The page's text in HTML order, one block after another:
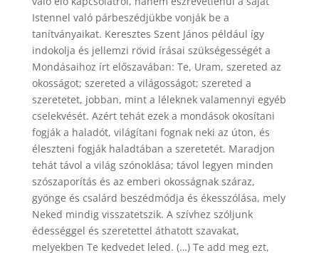
Istennel való párbeszédjükbe vonják be a
tanítványaikat. Keresztes Szent János például így
indokolja és jellemzi rövid írásai szükségességét a
Mondásaihoz írt előszavában: Te, Uram, szereted az
okosságot; szereted a világosságot; szereted a
szeretetet, jobban, mint a léleknek valamennyi egyéb
cselekvését. Azért tehát ezek a mondások okosítani
fogják a haladót, világítani fognak neki az úton, és
éleszteni fogják haladtában a szeretetét. Maradjon
tehát távol a világ szónoklása; távol legyen minden
szószaporítás és az emberi okosságnak száraz,
gyönge és csalárd beszédmódja és ékesszólása, mely
Neked mindig visszatetszik. A szívhez szóljunk
édességgel és szeretettel áthatott szavakat,
melyekben Te kedvedet leled. (…) Te add meg ezt,